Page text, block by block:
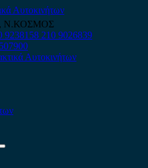
Ν.ΚΟΣΜΟΣ
9238158 210 9026839